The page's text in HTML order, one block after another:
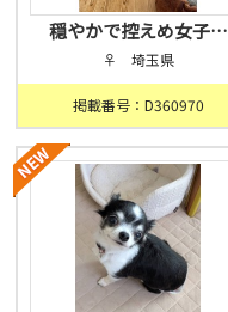
穏やかで控えめ女子…
♀ 埼玉県
掲載番号：D360970